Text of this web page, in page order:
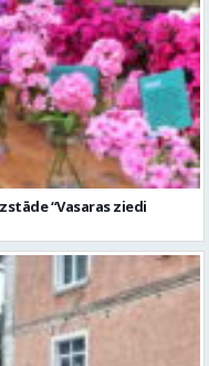
“Vasaras ziedi